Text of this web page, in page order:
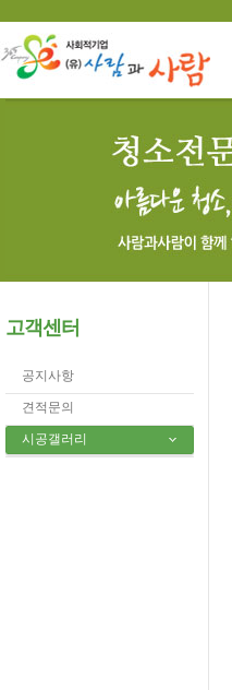
고객센터
공지사항
견적문의
시공갤러리